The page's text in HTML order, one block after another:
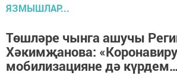
ЯЗМЫШЛАР...
Төшләре чынга ашучы
Хәкимҗанова:
мобилизацияне дә